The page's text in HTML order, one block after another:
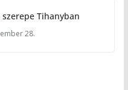
szerepe Tihanyban
28.